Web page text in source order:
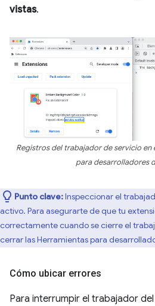
vistas.
Registros del trabajador de servicio en
para desarrolladores
Punto clave:Inspeccionar el
activo. Para asegurarte de que tu
correctamente cuando se cierre el
cerrar las Herramientas para
Cómo ubicar errores
Para interrumpir el trabajador